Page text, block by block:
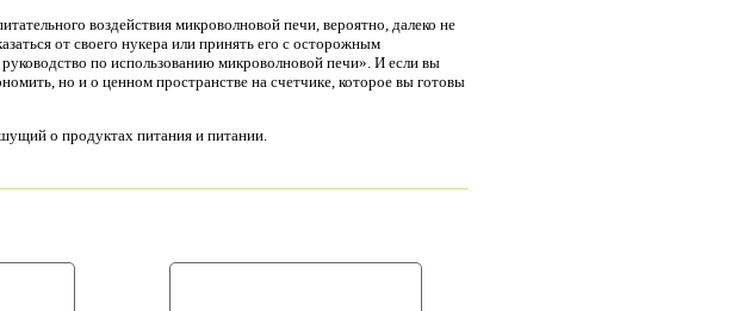
воздействия микроволновой печи, вероятно, далеко не
от своего нукера или принять его с осторожным
по использованию микроволновой печи». И если вы
но и о ценном пространстве на счетчике, которое вы готовы
о продуктах питания и питании.